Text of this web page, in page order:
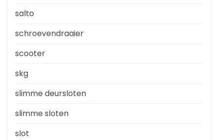
salto
schroevendraaier
scooter
skg
slimme deursloten
slimme sloten
slot